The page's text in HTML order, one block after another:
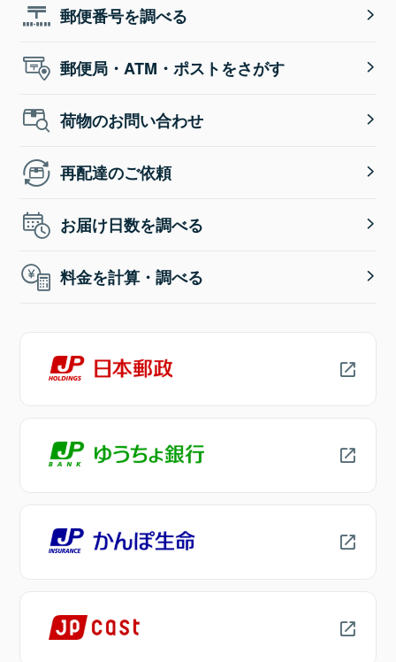
郵便番号を調べる
郵便局・ATM・ポストをさがす
荷物のお問い合わせ
再配達のご依頼
お届け日数を調べる
料金を計算・調べる